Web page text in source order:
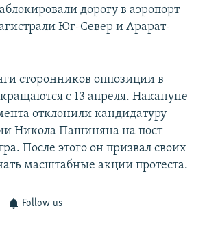
дорогу в аэропорт
Юг-Север и Арарат-
сторонников оппозиции в
с 13 апреля. Накануне
отклонили кандидатуру
Никола Пашиняна на пост
После этого он призвал своих
масштабные акции протеста.
Follow us